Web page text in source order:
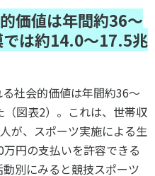
価値は年間約36～
は約14.0～17.5兆
社会的価値は年間約36～
図表2）。これは、世帯収
が、スポーツ実施による生
円の支払いを許容できる
別にみると競技スポーツ